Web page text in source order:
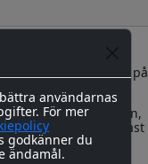
användarnas
För mer
godkänner du
ändamål.
som fäster på
håller ihop dekalen,
kvar sitter då endast